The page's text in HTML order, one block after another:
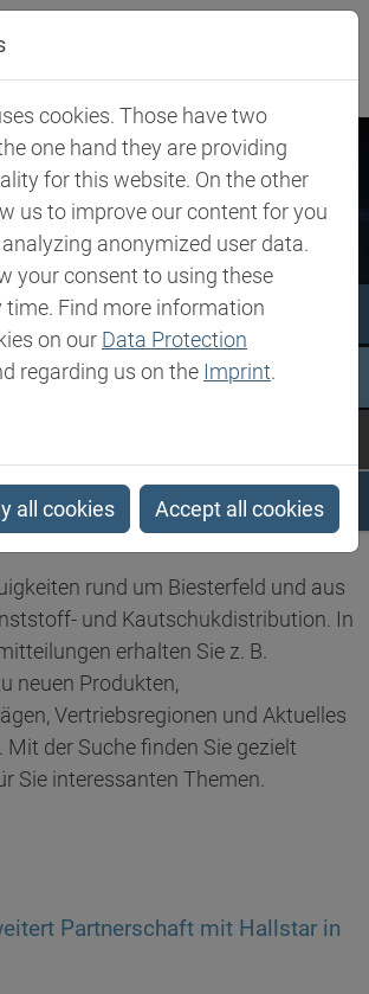
springen
rund um Biesterfeld und aus
und Kautschukdistribution. In
erhalten Sie z. B.
neuen Produkten,
Vertriebsregionen und Aktuelles
Mit der Suche finden Sie gezielt
Sie interessanten Themen.
Partnerschaft mit Hallstar in
cookies. Those have two
one hand they are providing
for this website. On the other
us to improve our content for you
anonymized user data.
your consent to using these
time. Find more information
on our Data Protection
regarding us on the Imprint.
all cookies Accept all cookies